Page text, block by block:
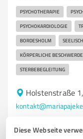
Diese Webseite
PSYCHOTHERAPIE
PSYCHOKARDIOLOGIE
BORDESHOLM
KÖRPERLICHE
STERBEBEGLEITUNG
Holstenstraße